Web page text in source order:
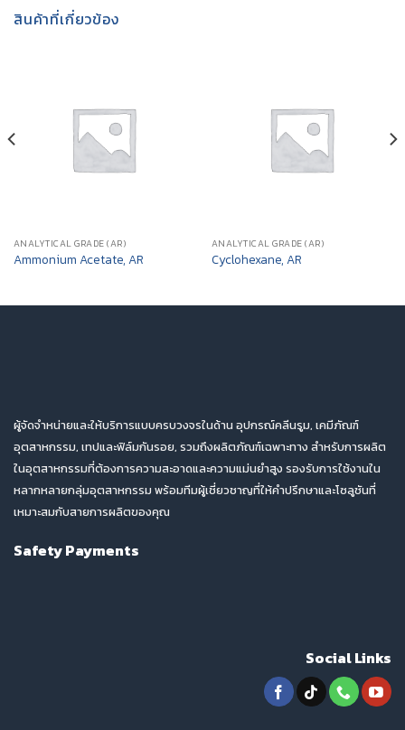
สินค้าที่เกี่ยวข้อง
ANALYTICAL GRADE (AR)
Ammonium Acetate, AR
ANALYTICAL GRADE (AR)
Cyclohexane, AR
ผู้จัดจำหน่ายและให้บริการแบบครบวงจรในด้าน อุปกรณ์คลีนรูม, เคมีภัณฑ์
อุตสาหกรรม, เทปและฟิล์มกันรอย, รวมถึงผลิตภัณฑ์เฉพาะทาง สำหรับการผลิต
ในอุตสาหกรรมที่ต้องการความสะอาดและความแม่นยำสูง รองรับการใช้งานใน
หลากหลายกลุ่มอุตสาหกรรม พร้อมทีมผู้เชี่ยวชาญที่ให้คำปรึกษาและโซลูชันที่
เหมาะสมกับสายการผลิตของคุณ
Safety Payments
Social Links